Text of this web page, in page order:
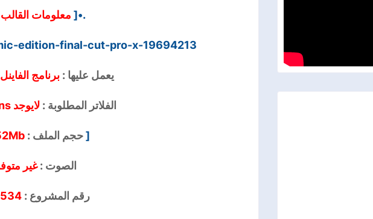
.•[ معلومات القالب
edition-final-cut-pro-x-19694213
يعمل عليها :برنامج
الفلاتر المطلوبة : لايوجد No Plugins
[حجم الملف :
الصوت :غير
رقم المشروع :